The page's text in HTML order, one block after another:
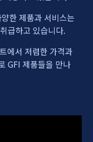
한 제품과 서비스는
급하고 있습니다.
에서 저렴한 가격과
GFI 제품들을 만나